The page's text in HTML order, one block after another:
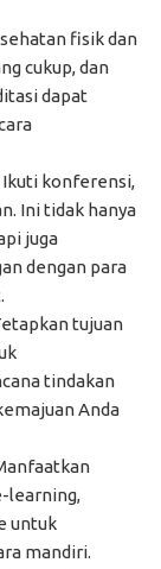
fisik dan
cukup, dan
dapat
Ikuti konferensi,
Ini tidak hanya
juga
dengan para
tujuan
tindakan
Anda
learning,
untuk
mandiri.